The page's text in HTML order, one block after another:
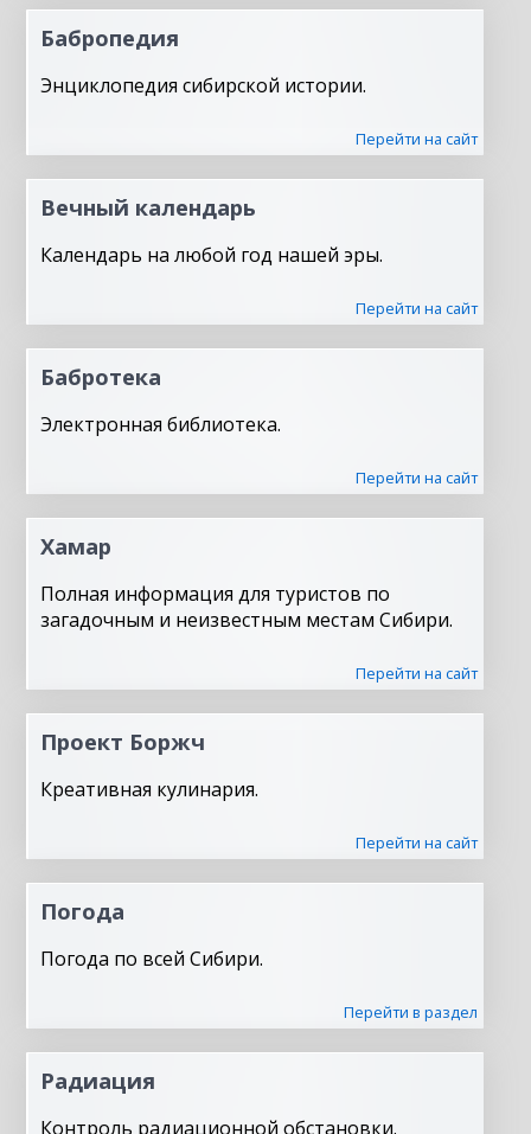
Бабропедия
Энциклопедия сибирской истории.
Перейти на сайт
Вечный календарь
Календарь на любой год нашей эры.
Перейти на сайт
Бабротека
Электронная библиотека.
Перейти на сайт
Хамар
Полная информация для туристов по
загадочным и неизвестным местам Сибири.
Перейти на сайт
Проект Боржч
Креативная кулинария.
Перейти на сайт
Погода
Погода по всей Сибири.
Перейти в раздел
Радиация
Контроль радиационной обстановки.